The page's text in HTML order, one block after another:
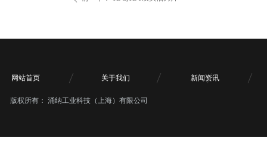
网站首页 关于我们 新闻资讯
版权所有： 涌纳工业科技（上海）有限公司